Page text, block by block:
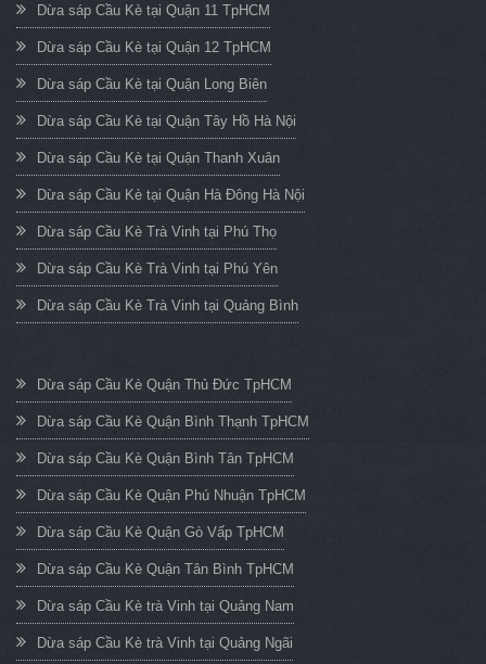
Dừa sáp Cầu Kè tại Quận 11 TpHCM
Dừa sáp Cầu Kè tại Quận 12 TpHCM
Dừa sáp Cầu Kè tại Quận Long Biên
Dừa sáp Cầu Kè tại Quận Tây Hồ Hà Nội
Dừa sáp Cầu Kè tại Quận Thanh Xuân
Dừa sáp Cầu Kè tại Quận Hà Đông Hà Nội
Dừa sáp Cầu Kè Trà Vinh tại Phú Thọ
Dừa sáp Cầu Kè Trà Vinh tại Phú Yên
Dừa sáp Cầu Kè Trà Vinh tại Quảng Bình
Dừa sáp Cầu Kè Quận Thủ Đức TpHCM
Dừa sáp Cầu Kè Quận Bình Thạnh TpHCM
Dừa sáp Cầu Kè Quận Bình Tân TpHCM
Dừa sáp Cầu Kè Quận Phú Nhuận TpHCM
Dừa sáp Cầu Kè Quận Gò Vấp TpHCM
Dừa sáp Cầu Kè Quận Tân Bình TpHCM
Dừa sáp Cầu Kè trà Vinh tại Quảng Nam
Dừa sáp Cầu Kè trà Vinh tại Quảng Ngãi